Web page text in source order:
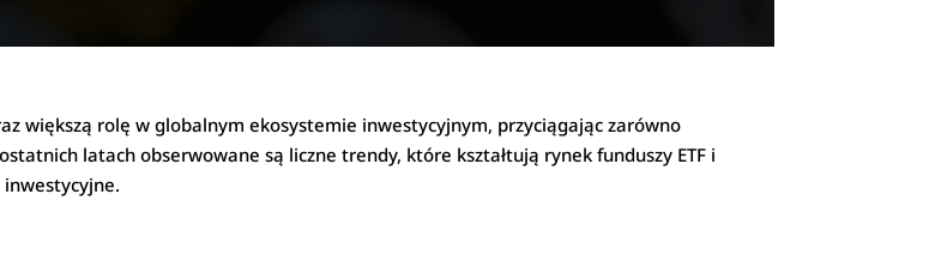
większą rolę w globalnym ekosystemie inwestycyjnym, przyciągając zarówno
latach obserwowane są liczne trendy, które kształtują rynek funduszy ETF i